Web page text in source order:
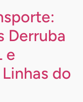
Derruba
e
do